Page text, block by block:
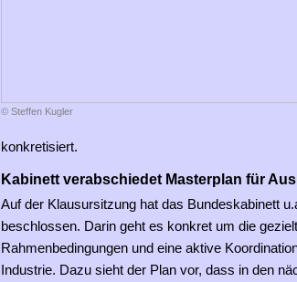
© Steffen Kugler
konkretisiert.
Kabinett verabschiedet Masterplan für
Auf der Klausursitzung hat das Bundeskabinett
beschlossen. Darin geht es konkret um die
Rahmenbedingungen und eine aktive
Industrie. Dazu sieht der Plan vor, dass in den